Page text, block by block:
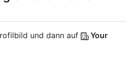
und dann auf
Your